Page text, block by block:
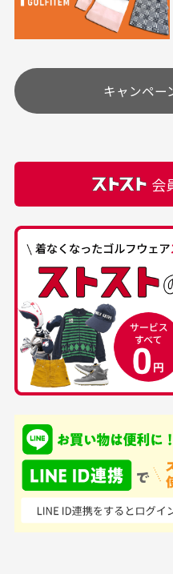
高価なブルゾンがお
高価なブルゾンがお安く
購入できました。状態も
最高でした。
30代男性
中古ゴルフウェアの
品揃えがすごい
て、ここまでゴルフブラ
ンドの取り扱いがあるの
はすごい。 毎日たくさ
んの商品がアップされて
いるので新作チェックす
定休日はありますか？
土.日.祝日は定休日と
その他の休日につきま
頂きます。
カートの有効時間は
は自動的にカート内の
下さい。
お気に入り機能をご利
り、柔軟剤等)が付着し
付属品について
付属品の記載につきま
ある場合もございます。
経年劣化について
当店では商品の管理に
すが、経年により素材
生じている場合がござい
銀行振込（前払い）
入金確認後商品発送と
※土曜、日曜、祝日は入
せん。
尚、お振込み手数料はお
商品発送となります。
ご注文頂いてから7
申し込まれた商品と届
商品説明に記載されて
の場合
キャンペー
会